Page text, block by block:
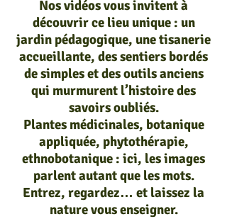
Nos vidéos vous invitent à
découvrir ce lieu unique : un
jardin pédagogique, une tisanerie
accueillante, des sentiers bordés
de simples et des outils anciens
qui murmurent l’histoire des
savoirs oubliés.
Plantes médicinales, botanique
appliquée, phytothérapie,
ethnobotanique : ici, les images
parlent autant que les mots.
Entrez, regardez… et laissez la
nature vous enseigner.